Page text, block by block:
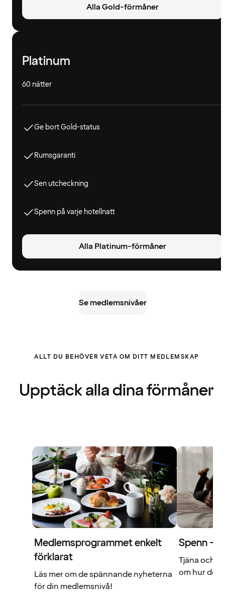
Alla Gold-förmåner
Platinum
60 nätter
Ge bort Gold-status
Rumsgaranti
Sen utcheckning
Spenn på varje hotellnatt
Alla Platinum-förmåner
Se medlemsnivåer
ALLT DU BEHÖVER VETA OM DITT MEDLEMSKAP
Upptäck alla dina förmåner
Medlemsprogrammet enkelt
förklarat
Läs mer om de spännande nyheterna
för din medlemsnivå!
Spenn –
Tjäna och
om hur det